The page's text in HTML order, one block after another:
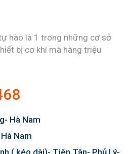
hào là 1 trong những cơ sở
bị cơ khí mà hàng triệu
Hà Nam
Nam